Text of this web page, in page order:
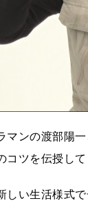
マンの渡部陽
ツを伝授して
しい生活様式